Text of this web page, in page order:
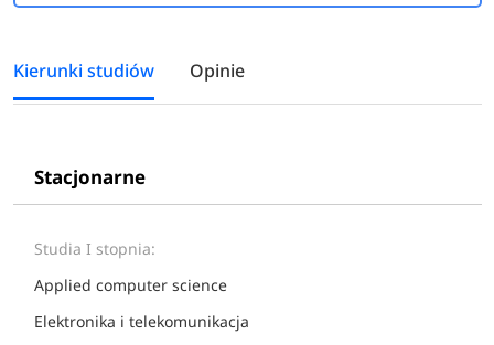
Kierunki studiów Opinie
Stacjonarne
Studia I stopnia:
Applied computer science
Elektronika i telekomunikacja